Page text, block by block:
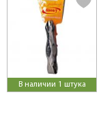
В наличии 1 штука